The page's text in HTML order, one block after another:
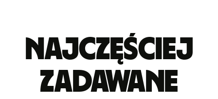
Najczęściej
zadawane